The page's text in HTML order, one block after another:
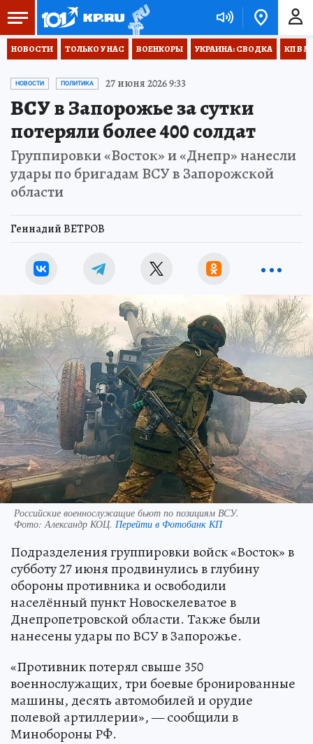
НОВОСТИ ТОЛЬКО У НАС ВОЕНКОРЫ УКРАИНА: СВОДКА КП В
НОВОСТИ ПОЛИТИКА 27 июня 2026 9:33
ВСУ в Запорожье за сутки
потеряли более 400 солдат
Группировки «Восток» и «Днепр» нанесли
удары по бригадам ВСУ в Запорожской
области
Геннадий ВЕТРОВ
Российские военнослужащие бьют по позициям ВСУ.
Фото: Александр КОЦ. Перейти в Фотобанк КП
Подразделения группировки войск «Восток» в
субботу 27 июня продвинулись в глубину
обороны противника и освободили
населённый пункт Новоскелеватое в
Днепропетровской области. Также были
нанесены удары по ВСУ в Запорожье.
«Противник потерял свыше 350
военнослужащих, три боевые бронированные
машины, десять автомобилей и орудие
полевой артиллерии», — сообщили в
Минобороны РФ.